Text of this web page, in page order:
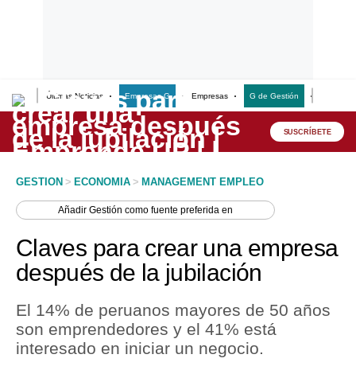
Últimas Noticias Empresas G Empresas G de Gestión
Lo último
Peru Quiosco
Economía
Política
SUSCRÍBETE
GESTION > ECONOMIA > MANAGEMENT EMPLEO
AñadirGestión como fuente preferida en
Claves para crear una empresa
después de la jubilación
El 14% de peruanos mayores de 50 años
son emprendedores y el 41% está
interesado en iniciar un negocio.